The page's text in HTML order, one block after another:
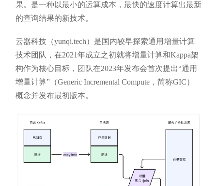
果。是一种以最小的运算成本，最快的速度计算出最新
的查询结果的新技术。
云器科技（yunqi.tech）是国内较早探索通用增量计算
技术团队，在2021年成立之初就将增量计算和Kappa架
构作为核心目标，团队在2023年发布会首次提出“通用
增量计算”（Generic Incremental Compute，简称GIC）
概念并发布最初版本。